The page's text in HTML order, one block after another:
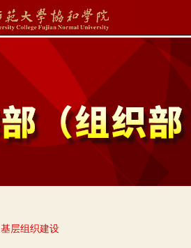
基层组织建设